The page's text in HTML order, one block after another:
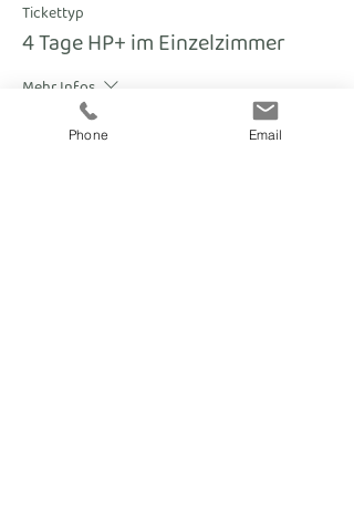
Tickettyp
4 Tage HP+ im Einzelzimmer
Mehr Infos
Phone Email